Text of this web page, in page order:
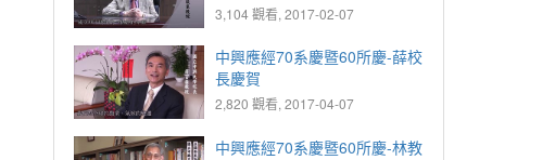
3,104 觀看, 2017-02-07
中興應經70系慶暨60所慶-薛校
長慶賀
2,820 觀看, 2017-04-07
中興應經70系慶暨60所慶-林教